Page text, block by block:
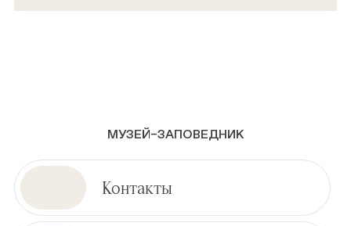
МУЗЕЙ–ЗАПОВЕДНИК
Контакты